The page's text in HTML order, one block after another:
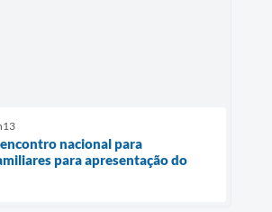
nacional para
para apresentação do